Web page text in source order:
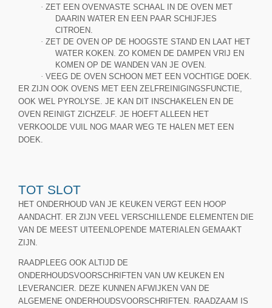
· ZET EEN OVENVASTE SCHAAL IN DE OVEN MET
DAARIN WATER EN EEN PAAR SCHIJFJES
CITROEN.
· ZET DE OVEN OP DE HOOGSTE STAND EN LAAT HET
WATER KOKEN. ZO KOMEN DE DAMPEN VRIJ EN
KOMEN OP DE WANDEN VAN JE OVEN.
· VEEG DE OVEN SCHOON MET EEN VOCHTIGE DOEK.
ER ZIJN OOK OVENS MET EEN ZELFREINIGINGSFUNCTIE,
OOK WEL PYROLYSE. JE KAN DIT INSCHAKELEN EN DE
OVEN REINIGT ZICHZELF. JE HOEFT ALLEEN HET
VERKOOLDE VUIL NOG MAAR WEG TE HALEN MET EEN
DOEK.
TOT SLOT
HET ONDERHOUD VAN JE KEUKEN VERGT EEN HOOP
AANDACHT. ER ZIJN VEEL VERSCHILLENDE ELEMENTEN DIE
VAN DE MEEST UITEENLOPENDE MATERIALEN GEMAAKT
ZIJN.
RAADPLEEG OOK ALTIJD DE
ONDERHOUDSVOORSCHRIFTEN VAN UW KEUKEN EN
LEVERANCIER. DEZE KUNNEN AFWIJKEN VAN DE
ALGEMENE ONDERHOUDSVOORSCHRIFTEN. RAADZAAM IS